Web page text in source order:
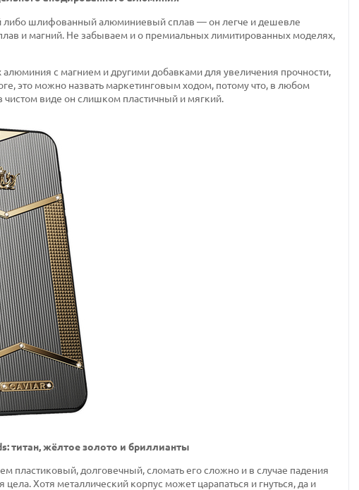
либо шлифованный алюминиевый сплав — он легче и дешевле
и магний. Не забываем и о премиальных лимитированных моделях,
с магнием и другими добавками для увеличения прочности,
это можно назвать маркетинговым ходом, потому что, в любом
виде он слишком пластичный и мягкий.
титан, жёлтое золото и бриллианты
пластиковый, долговечный, сломать его сложно и в случае падения
Хотя металлический корпус может царапаться и гнуться, да и